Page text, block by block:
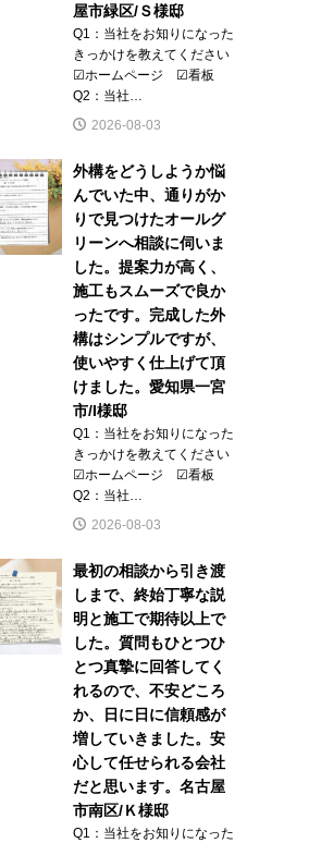
屋市緑区/Ｓ様邸
Q1：当社をお知りになった
きっかけを教えてください
☑ホームページ ☑看板
Q2：当社…
2026-08-03
外構をどうしようか悩
んでいた中、通りがか
りで見つけたオールグ
リーンへ相談に伺いま
した。提案力が高く、
施工もスムーズで良か
ったです。完成した外
構はシンプルですが、
使いやすく仕上げて頂
けました。愛知県一宮
市/I様邸
Q1：当社をお知りになった
きっかけを教えてください
☑ホームページ ☑看板
Q2：当社…
2026-08-03
最初の相談から引き渡
しまで、終始丁寧な説
明と施工で期待以上で
した。質問もひとつひ
とつ真摯に回答してく
れるので、不安どころ
か、日に日に信頼感が
増していきました。安
心して任せられる会社
だと思います。名古屋
市南区/Ｋ様邸
Q1：当社をお知りになった